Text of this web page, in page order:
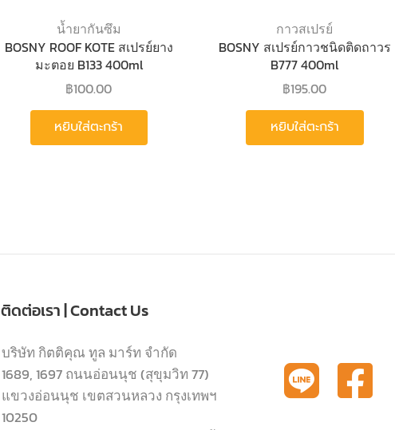
น้ำยากันซึม
BOSNY ROOF KOTE สเปรย์ยาง
มะตอย B133 400ml
฿100.00
หยิบใส่ตะกร้า
กาวสเปรย์
BOSNY สเปรย์กาวชนิดติดถาวร
B777 400ml
฿195.00
หยิบใส่ตะกร้า
ติดต่อเรา | Contact Us
บริษัท กิตติคุณ ทูล มาร์ท จำกัด
1689, 1697 ถนนอ่อนนุช (สุขุมวิท 77)
แขวงอ่อนนุช เขตสวนหลวง กรุงเทพฯ
10250